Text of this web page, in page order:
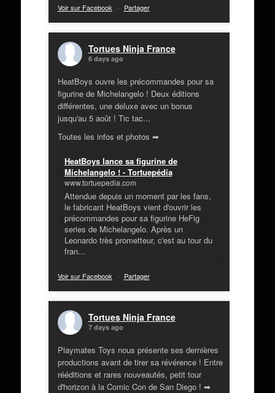
Voir sur Facebook · Partager
Tortues Ninja France
6 days ago
HeatBoys ouvre les précommandes pour sa
figurine de Michelangelo ! Deux éditions
différentes, une deluxe avec un bonus
jusqu'au 5 août ! Tic tac...
Toutes les infos et photos ➡
HeatBoys lance sa figurine de
Michelangelo ! - Tortuepédia
www.tortuepedia.com
Attendue depuis un moment par les fans,
le fabricant HeatBoys vient d'ouvrir les
précommandes pour sa figurine HeFig
series de Michelangelo. Après un
Leonardo très prometteur, c'est au tour du
fran...
Voir sur Facebook · Partager
Tortues Ninja France
7 days ago
Playmates Toys nous présente ses dernières
productions avant de tirer sa révérence ! Entre
rééditions et rares nouveautés, petit tour
d'horizon à la Comic Con de San Diego ! ➡